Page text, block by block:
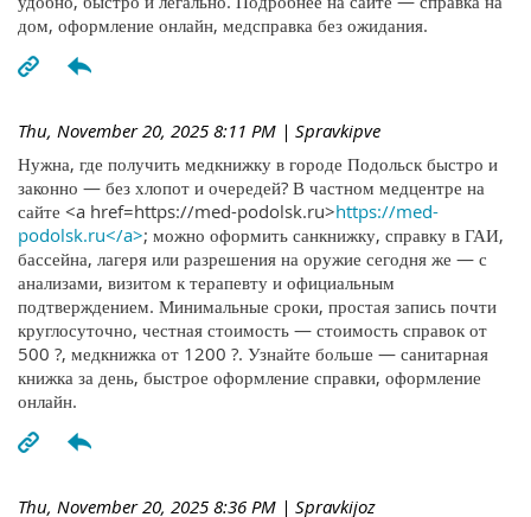
дом, оформление онлайн, медсправка без ожидания.
Thu, November 20, 2025 8:11 PM | Spravkipve
Нужна, где получить медкнижку в городе Подольск быстро и
законно — без хлопот и очередей? В частном медцентре на
сайте <a href=https://med-podolsk.ru>https://med-
podolsk.ru</a>; можно оформить санкнижку, справку в ГАИ,
бассейна, лагеря или разрешения на оружие сегодня же — с
анализами, визитом к терапевту и официальным
подтверждением. Минимальные сроки, простая запись почти
круглосуточно, честная стоимость — стоимость справок от
500 ?, медкнижка от 1200 ?. Узнайте больше — санитарная
книжка за день, быстрое оформление справки, оформление
онлайн.
Thu, November 20, 2025 8:36 PM | Spravkijoz